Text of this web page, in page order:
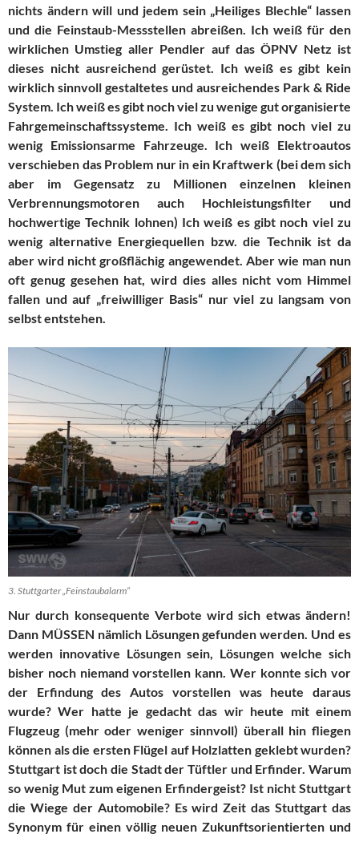
nichts ändern will und jedem sein „Heiliges Blechle“ lassen
und die Feinstaub-Messstellen abreißen. Ich weiß für den
wirklichen Umstieg aller Pendler auf das ÖPNV Netz ist
dieses nicht ausreichend gerüstet. Ich weiß es gibt kein
wirklich sinnvoll gestaltetes und ausreichendes Park & Ride
System. Ich weiß es gibt noch viel zu wenige gut organisierte
Fahrgemeinschaftssysteme. Ich weiß es gibt noch viel zu
wenig Emissionsarme Fahrzeuge. Ich weiß Elektroautos
verschieben das Problem nur in ein Kraftwerk (bei dem sich
aber im Gegensatz zu Millionen einzelnen kleinen
Verbrennungsmotoren auch Hochleistungsfilter und
hochwertige Technik lohnen) Ich weiß es gibt noch viel zu
wenig alternative Energiequellen bzw. die Technik ist da
aber wird nicht großflächig angewendet. Aber wie man nun
oft genug gesehen hat, wird dies alles nicht vom Himmel
fallen und auf „freiwilliger Basis“ nur viel zu langsam von
selbst entstehen.
3. Stuttgarter „Feinstaubalarm“
Nur durch konsequente Verbote wird sich etwas ändern!
Dann MÜSSEN nämlich Lösungen gefunden werden. Und es
werden innovative Lösungen sein, Lösungen welche sich
bisher noch niemand vorstellen kann. Wer konnte sich vor
der Erfindung des Autos vorstellen was heute daraus
wurde? Wer hatte je gedacht das wir heute mit einem
Flugzeug (mehr oder weniger sinnvoll) überall hin fliegen
können als die ersten Flügel auf Holzlatten geklebt wurden?
Stuttgart ist doch die Stadt der Tüftler und Erfinder. Warum
so wenig Mut zum eigenen Erfindergeist? Ist nicht Stuttgart
die Wiege der Automobile? Es wird Zeit das Stuttgart das
Synonym für einen völlig neuen Zukunftsorientierten und